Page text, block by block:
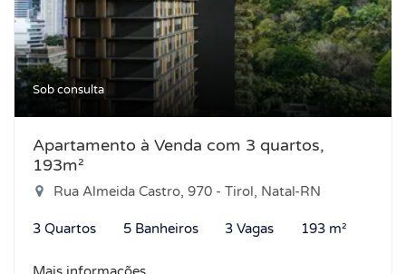
Sob consulta
Apartamento à Venda com 3 quartos,
193m²
Rua Almeida Castro, 970 - Tirol, Natal-RN
3 Quartos 5 Banheiros 3 Vagas 193 m²